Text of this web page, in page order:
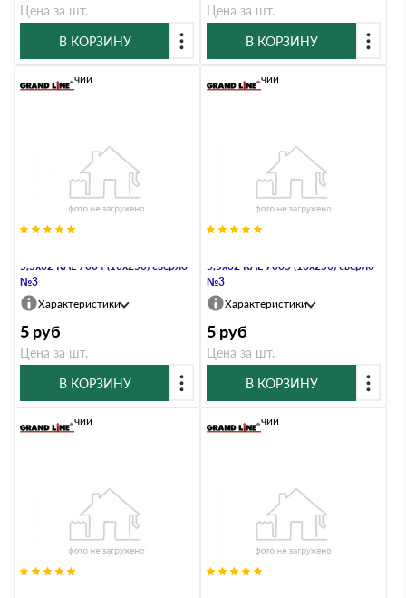
Цена за шт.
В КОРЗИНУ
Цена за шт.
В КОРЗИНУ
5,5х32 RAL 7004 (10х250) сверло
№3
В наличии
Характеристики
5 руб
Цена за шт.
В КОРЗИНУ
5,5х32 RAL 7005 (10х250) сверло
№3
В наличии
Характеристики
5 руб
Цена за шт.
В КОРЗИНУ
В наличии В наличии